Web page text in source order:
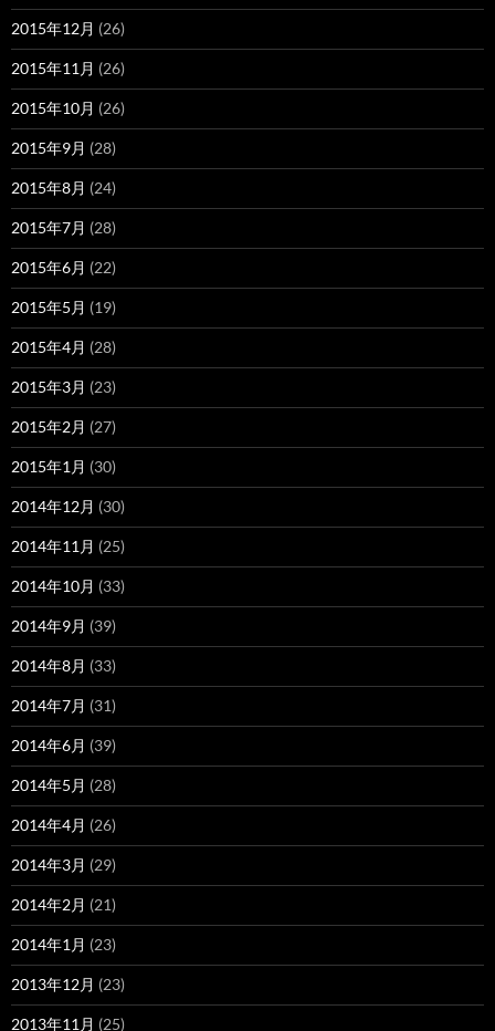
2015年12月 (26)
2015年11月 (26)
2015年10月 (26)
2015年9月 (28)
2015年8月 (24)
2015年7月 (28)
2015年6月 (22)
2015年5月 (19)
2015年4月 (28)
2015年3月 (23)
2015年2月 (27)
2015年1月 (30)
2014年12月 (30)
2014年11月 (25)
2014年10月 (33)
2014年9月 (39)
2014年8月 (33)
2014年7月 (31)
2014年6月 (39)
2014年5月 (28)
2014年4月 (26)
2014年3月 (29)
2014年2月 (21)
2014年1月 (23)
2013年12月 (23)
2013年11月 (25)